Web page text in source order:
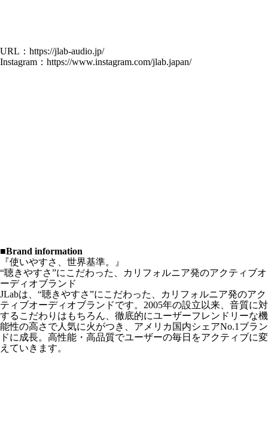
URL： https://jlab-audio.jp/
Instagram： https://www.instagram.com/jlab.japan/
■Brand information
『使いやすさ、世界基準。』
“聴きやすさ”にこだわった、カリフォルニア発のアクティブオ
ーディオブランド
JLabは、“聴きやすさ”にこだわった、カリフォルニア発のアク
ティブオーディオブランドです。2005年の設立以来、音質に対
するこだわりはもちろん、徹底的にユーザーフレンドリーな機
能性の高さで人気に火がつき、アメリカ国内シェアNo.1ブラン
ドに成長。高性能・高品質でユーザーの毎日をアクティブに変
えていきます。